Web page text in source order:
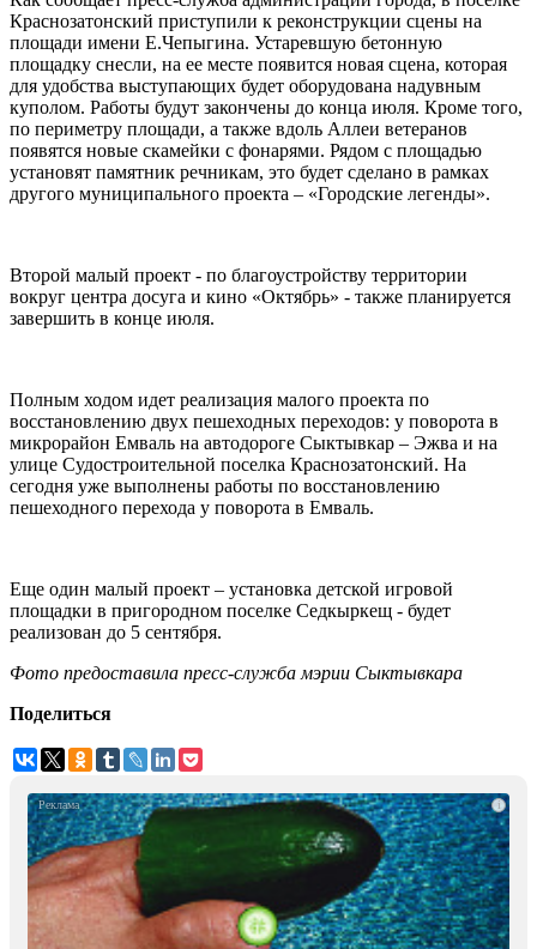
Краснозатонский приступили к реконструкции сцены на
площади имени Е.Чепыгина. Устаревшую бетонную
площадку снесли, на ее месте появится новая сцена, которая
для удобства выступающих будет оборудована надувным
куполом. Работы будут закончены до конца июля. Кроме того,
по периметру площади, а также вдоль Аллеи ветеранов
появятся новые скамейки с фонарями. Рядом с площадью
установят памятник речникам, это будет сделано в рамках
другого муниципального проекта – «Городские легенды».
Второй малый проект - по благоустройству территории
вокруг центра досуга и кино «Октябрь» - также планируется
завершить в конце июля.
Полным ходом идет реализация малого проекта по
восстановлению двух пешеходных переходов: у поворота в
микрорайон Емваль на автодороге Сыктывкар – Эжва и на
улице Судостроительной поселка Краснозатонский. На
сегодня уже выполнены работы по восстановлению
пешеходного перехода у поворота в Емваль.
Еще один малый проект – установка детской игровой
площадки в пригородном поселке Седкыркещ - будет
реализован до 5 сентября.
Фото предоставила пресс-служба мэрии Сыктывкара
Поделиться
i